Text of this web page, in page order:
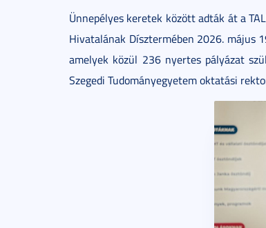
Ünnepélyes keretek között adták át a
Hivatalának Dísztermében 2026. május
amelyek közül 236 nyertes pályázat
Szegedi Tudományegyetem oktatási